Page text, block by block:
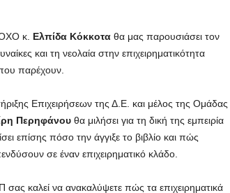
κ. Ελπίδα Κόκκοταθα μας παρουσιάσει τον
και τη νεολαία στην επιχειρηματικότητα
παρέχουν.
Επιχειρήσεων της Δ.Ε. και μέλος της Ομάδας
Περηφάνου θα μιλήσει για τη δική της εμπειρία
επίσης πόσο την άγγιξε το βιβλίο και πώς
σε έναν επιχειρηματικό κλάδο.
καλεί να ανακαλύψετε πώς τα επιχειρηματικά